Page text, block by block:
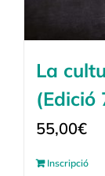
La
(Edició
55,00€
Inscripció